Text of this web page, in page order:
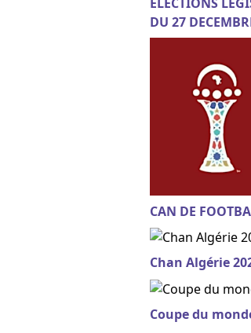
DU 27
CAN DE
Chan Algérie
Coupe du